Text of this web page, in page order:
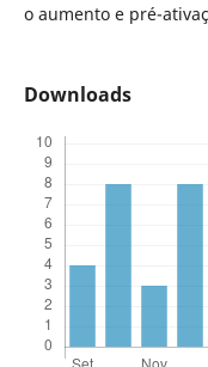
o aumento e pré-
Downloads